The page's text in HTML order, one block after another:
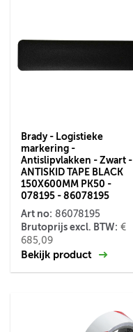
Brady - Logistieke
markering -
Antislipvlakken - Zwart -
ANTISKID TAPE BLACK
150X600MM PK50 -
078195 - 86078195
Art no: 86078195
Brutoprijs excl. BTW: €
685,09
Bekijk product